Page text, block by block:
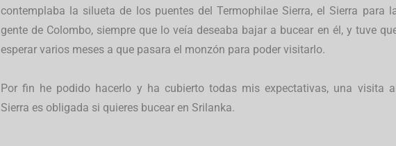
contemplaba la silueta de los puentes del Termophilae Sierra, el Sierra para
gente de Colombo, siempre que lo veía deseaba bajar a bucear en él, y tuve
esperar varios meses a que pasara el monzón para poder visitarlo.
Por fin he podido hacerlo y ha cubierto todas mis expectativas, una visita
Sierra es obligada si quieres bucear en Srilanka.